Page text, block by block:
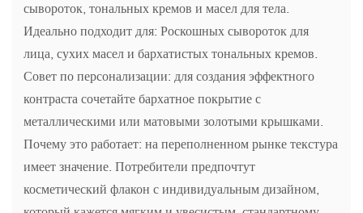
сывороток, тональных кремов и масел для тела.
Идеально подходит для: Роскошных сывороток для
лица, сухих масел и бархатистых тональных кремов.
Совет по персонализации: для создания эффектного
контраста сочетайте бархатное покрытие с
металлическими или матовыми золотыми крышками.
Почему это работает: на переполненном рынке текстура
имеет значение. Потребители предпочтут
косметический флакон с индивидуальным дизайном,